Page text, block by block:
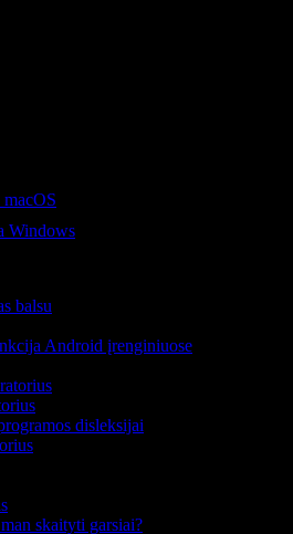
Windows
balsu
Android įrenginiuose
disleksijai
skaityti garsiai?